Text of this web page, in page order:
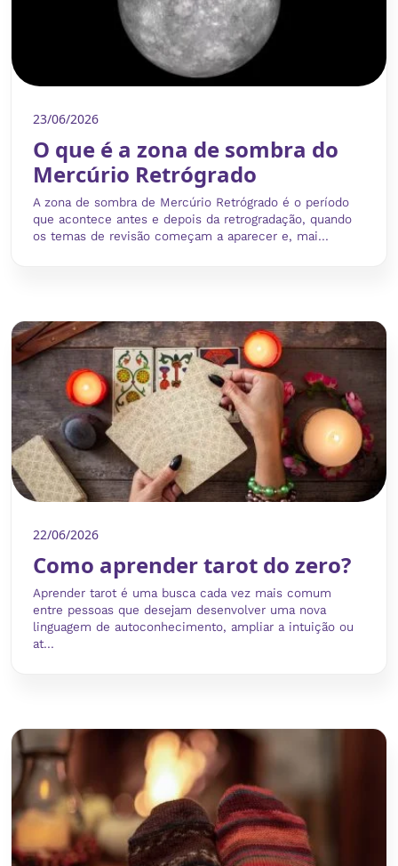
23/06/2026
O que é a zona de sombra do
Mercúrio Retrógrado
A zona de sombra de Mercúrio Retrógrado é o período
que acontece antes e depois da retrogradação, quando
os temas de revisão começam a aparecer e, mai...
22/06/2026
Como aprender tarot do zero?
Aprender tarot é uma busca cada vez mais comum
entre pessoas que desejam desenvolver uma nova
linguagem de autoconhecimento, ampliar a intuição ou
at...